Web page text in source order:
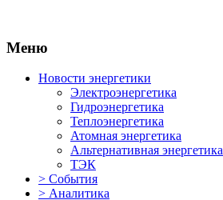
Меню
Новости энергетики
Электроэнергетика
Гидроэнергетика
Теплоэнергетика
Атомная энергетика
Альтернативная энергетика
ТЭК
> События
> Аналитика